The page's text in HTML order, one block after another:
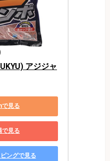
アジジャ
見る
で見る
ングで見る